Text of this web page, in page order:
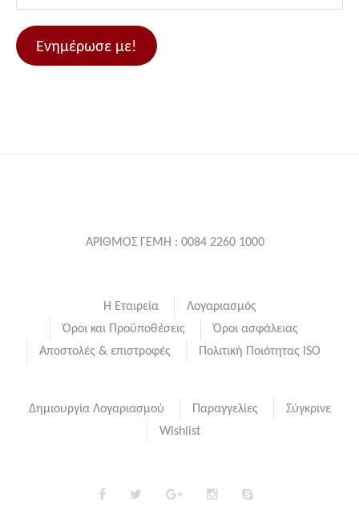
Ενημέρωσε με!
ΑΡΙΘΜΟΣ ΓΕΜΗ : 0084 2260 1000
Η Εταιρεία
Λογαριασμός
Όροι και Προϋποθέσεις
Όροι ασφάλειας
Αποστολές & επιστροφές
Πολιτική Ποιότητας ISO
Δημιουργία Λογαριασμού Παραγγελίες
Σύγκρινε
Wishlist